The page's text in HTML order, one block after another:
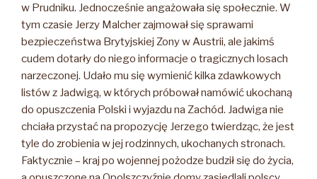
w Prudniku. Jednocześnie angażowała się społecznie. W
tym czasie Jerzy Malcher zajmował się sprawami
bezpieczeństwa Brytyjskiej Zony w Austrii, ale jakimś
cudem dotarły do niego informacje o tragicznych losach
narzeczonej. Udało mu się wymienić kilka zdawkowych
listów z Jadwigą, w których próbował namówić ukochaną
do opuszczenia Polski i wyjazdu na Zachód. Jadwiga nie
chciała przystać na propozycję Jerzego twierdząc, że jest
tyle do zrobienia w jej rodzinnych, ukochanych stronach.
Faktycznie – kraj po wojennej pożodze budził się do życia,